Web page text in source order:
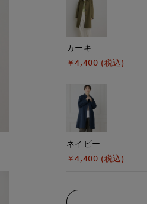
カーキ
￥4,400 (税込)
ネイビー
￥4,400 (税込)